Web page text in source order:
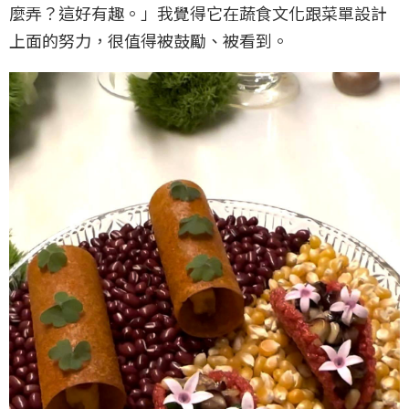
麼弄？這好有趣。」我覺得它在蔬食文化跟菜單設計
上面的努力，很值得被鼓勵、被看到。